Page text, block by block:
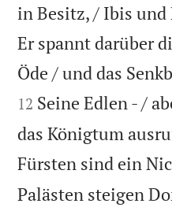
in Besitz, / Ibis und
Er spannt darüber
Öde / und das
12 Seine Edlen - /
das Königtum
Fürsten sind ein
Palästen steigen